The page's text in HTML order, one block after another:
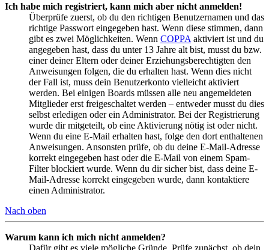
Ich habe mich registriert, kann mich aber nicht anmelden!
Überprüfe zuerst, ob du den richtigen Benutzernamen und das
richtige Passwort eingegeben hast. Wenn diese stimmen, dann
gibt es zwei Möglichkeiten. Wenn COPPA aktiviert ist und du
angegeben hast, dass du unter 13 Jahre alt bist, musst du bzw.
einer deiner Eltern oder deiner Erziehungsberechtigten den
Anweisungen folgen, die du erhalten hast. Wenn dies nicht
der Fall ist, muss dein Benutzerkonto vielleicht aktiviert
werden. Bei einigen Boards müssen alle neu angemeldeten
Mitglieder erst freigeschaltet werden – entweder musst du dies
selbst erledigen oder ein Administrator. Bei der Registrierung
wurde dir mitgeteilt, ob eine Aktivierung nötig ist oder nicht.
Wenn du eine E-Mail erhalten hast, folge den dort enthaltenen
Anweisungen. Ansonsten prüfe, ob du deine E-Mail-Adresse
korrekt eingegeben hast oder die E-Mail von einem Spam-
Filter blockiert wurde. Wenn du dir sicher bist, dass deine E-
Mail-Adresse korrekt eingegeben wurde, dann kontaktiere
einen Administrator.
Nach oben
Warum kann ich mich nicht anmelden?
Dafür gibt es viele mögliche Gründe. Prüfe zunächst, ob dein